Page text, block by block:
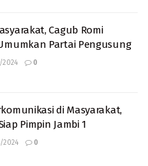
Cagub Romi
Partai Pengusung
2024 0
di Masyarakat,
Pimpin Jambi 1
2024 0